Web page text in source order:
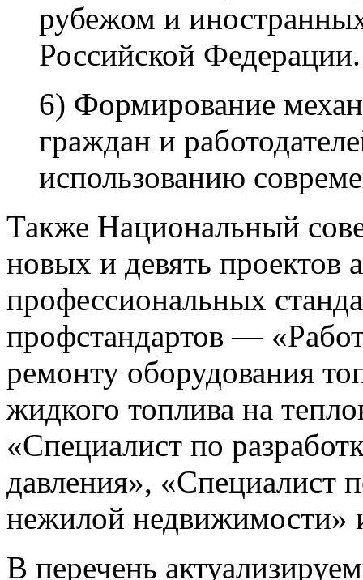
рубежом и
Российской Федерации.
6) Формирование
граждан и
использованию
Также Национальный
новых и девять проектов
профессиональных
профстандартов —
ремонту оборудования
жидкого топлива на
«Специалист по
давления», «Специалист
нежилой недвижимости»
В перечень